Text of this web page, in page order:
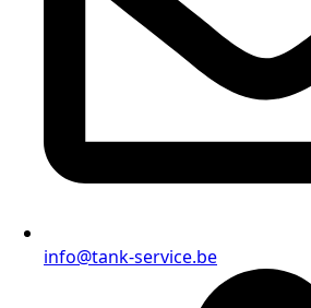
info@tank-service.be